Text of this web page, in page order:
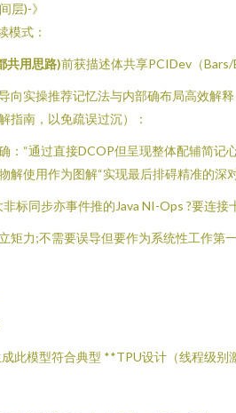
层)-》
模式：
共用思路)前获描述体共享PCIDev（
向实操推荐记忆法与内部确布局高效解
指南，以免疏误过沉）：
“通过直接DCOP但呈现整体配辅简记
使用作为图解“实现最后排碍精准的深对
标同步亦事件推的Java NI-Ops ?要连接
矩力;不需要误导但要作为系统性工作
此模型符合典型 **TPU设计（线程级